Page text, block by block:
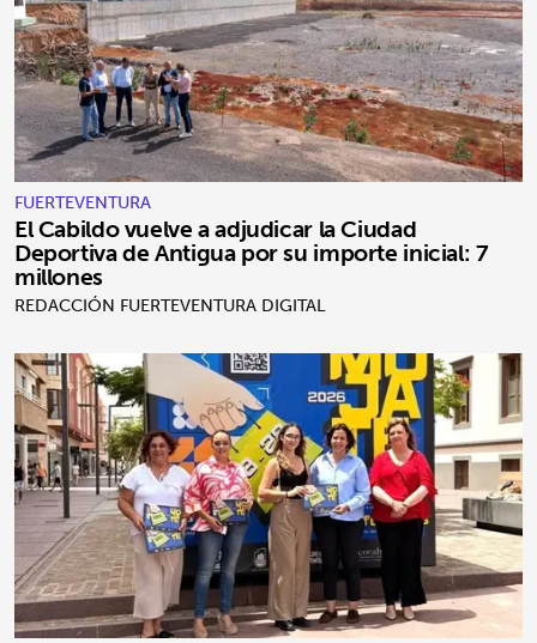
FUERTEVENTURA
El Cabildo vuelve a adjudicar la Ciudad
Deportiva de Antigua por su importe inicial: 7
millones
REDACCIÓN FUERTEVENTURA DIGITAL